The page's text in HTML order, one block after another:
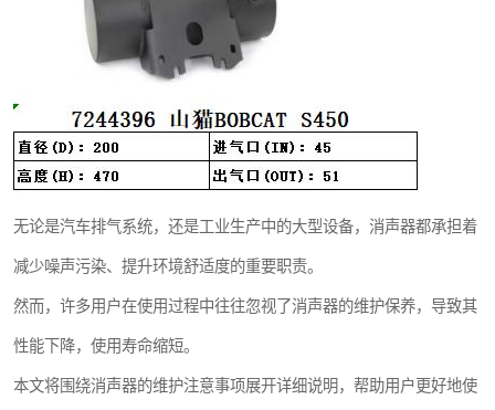
无论是汽车排气系统，还是工业生产中的大型设备，消声器都承担着
减少噪声污染、提升环境舒适度的重要职责。
然而，许多用户在使用过程中往往忽视了消声器的维护保养，导致其
性能下降，使用寿命缩短。
本文将围绕消声器的维护注意事项展开详细说明，帮助用户更好地使